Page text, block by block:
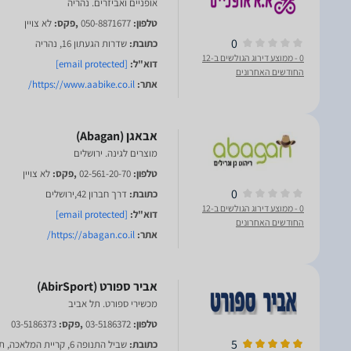
0
0
- ממוצע דירוג הגולשים ב-12
החודשים האחרונים
אופניים ואביזרים. נהריה
טלפון: 050-8871677,פקס: לא צויין
כתובת: שדרות הגעתון 16, נהריה
דוא"ל: [email protected]
אתר: https://www.aabike.co.il/
0
0
- ממוצע דירוג הגולשים ב-12
החודשים האחרונים
מוצרים לגינה. ירושלים
טלפון: 02-561-20-70,פקס: לא צויין
כתובת: דרך חברון 42,ירושלים
דוא"ל: [email protected]
אתר: https://abagan.co.il/
5
מכשירי ספורט. תל אביב
טלפון: 03-5186372,פקס: 03-5186373
כתובת: שביל התנופה 6, קריית המלאכה, תל אביב